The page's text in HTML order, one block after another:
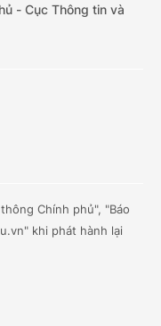
- Cục Thông tin và
Chính phủ", "Báo
khi phát hành lại